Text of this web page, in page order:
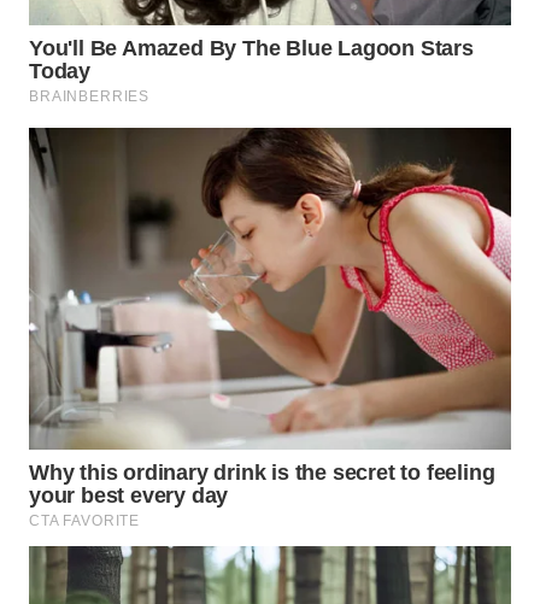
WN
MANDALIKA
WN
LIKUPANG
BORNEO
Wahana
Media
Group
WAHANA
NEWS
WAHANA
TANI